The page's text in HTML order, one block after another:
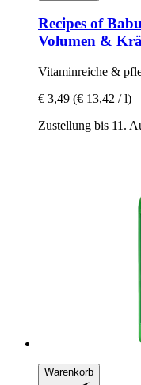
Recipes of
Volumen &
Vitaminreiche &
€ 3,49 (€ 13,42 / l)
Zustellung bis 11.
Warenkorb